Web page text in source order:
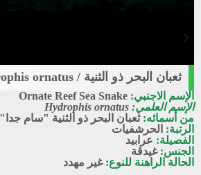
ثعبان البحر ذو الثنية / Hydrophis ornatus
الإسم الاجنبي: Ornate Reef Sea Snake
الإسم العلمي: Hydrophis ornatus
من أسمائه:ثعبان البحر ذو الثنية "سام جدا"
الرتبة: الحرشفيات
الفصيلة: عرابيد
الجنس:غيدقة
الحالة الراهنة للنوع:غير مهدد